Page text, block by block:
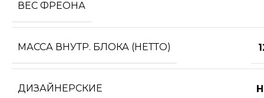
ВЕС ФРЕОНА
МАССА ВНУТР. БЛОКА (НЕТТО)
ДИЗАЙНЕРСКИЕ